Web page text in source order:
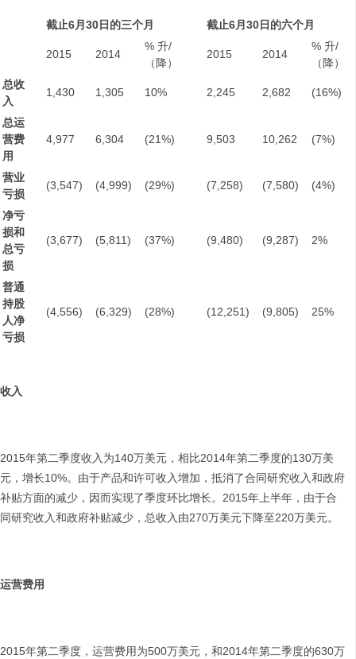
截止6月 30日的三个月 截止6月 30日的六个月
2015 2014
% 升/
（降）
2015 2014
% 升/
（降）
总收
入
1,430 1,305 10% 2,245 2,682 (16%)
总运
营费
用
4,977 6,304 (21%) 9,503 10,262 (7%)
营业
亏损
(3,547) (4,999) (29%) (7,258) (7,580) (4%)
净亏
损和
总亏
损
(3,677) (5,811) (37%) (9,480) (9,287) 2%
普通
持股
人净
亏损
(4,556) (6,329) (28%) (12,251) (9,805) 25%
收入
2015年第二季度收入为140万美元，相比2014年第二季度的130万美
元，增长10%。由于产品和许可收入增加，抵消了合同研究收入和政府
补贴方面的减少，因而实现了季度环比增长。2015年上半年，由于合
同研究收入和政府补贴减少，总收入由270万美元下降至220万美元。
运营费用
2015年第二季度，运营费用为500万美元，和2014年第二季度的630万